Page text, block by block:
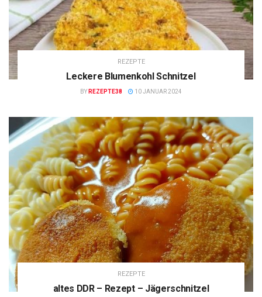
REZEPTE
Leckere Blumenkohl Schnitzel
BY REZEPTE38 10 JANUAR 2024
REZEPTE
altes DDR – Rezept – Jägerschnitzel